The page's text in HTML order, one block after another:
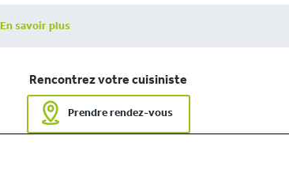
En savoir plus
Rencontrez votre cuisiniste
Prendre rendez-vous